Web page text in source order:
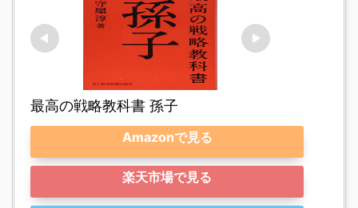
最高の戦略教科書 孫子
Amazonで見る
楽天市場で見る